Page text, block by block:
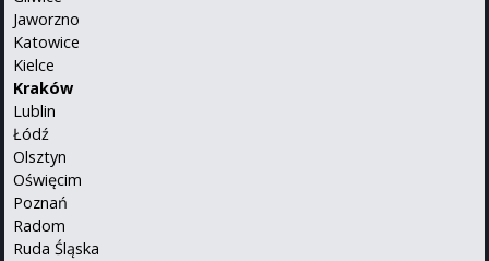
Jaworzno
Katowice
Kielce
Kraków
Lublin
Łódź
Olsztyn
Oświęcim
Poznań
Radom
Ruda Śląska